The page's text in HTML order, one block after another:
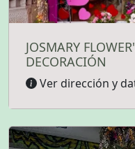
JOSMARY
DECORACIÓN
Ver dirección y